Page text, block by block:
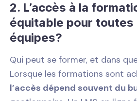
2. L’accès à la
équitable pour toutes
équipes?
Qui peut se former, et dans
Lorsque les formations sont
l’accès dépend souvent du